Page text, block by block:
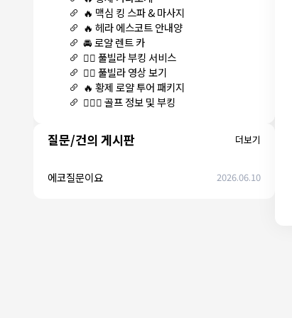
🔥 맥심 킹 스파 & 마사지
🔥 헤라 에스코트 안내양
🚘 로얄 렌트 카
🏊‍♀️ 풀빌라 부킹 서비스
🏊‍♀️ 풀빌라 영상 보기
🔥 황제 로얄 투어 패키지
🏌🏻‍♂️ 골프 정보 및 부킹
질문/건의 게시판 더보기
에코질문이요 2026.06.10